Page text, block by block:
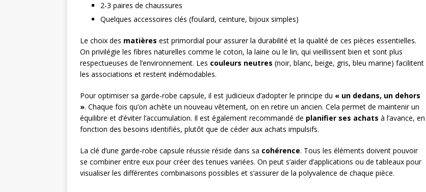
2-3 paires de chaussures
Quelques accessoires clés (foulard, ceinture, bijoux simples)
Le choix des matières est primordial pour assurer la durabilité et la qualité de ces pièces essentielles.
On privilégie les fibres naturelles comme le coton, la laine ou le lin, qui vieillissent bien et sont plus
respectueuses de l’environnement. Les couleurs neutres (noir, blanc, beige, gris, bleu marine) facilitent
les associations et restent indémodables.
Pour optimiser sa garde-robe capsule, il est judicieux d’adopter le principe du « un dedans, un dehors
». Chaque fois qu’on achète un nouveau vêtement, on en retire un ancien. Cela permet de maintenir un
équilibre et d’éviter l’accumulation. Il est également recommandé de planifier ses achats à l’avance, en
fonction des besoins identifiés, plutôt que de céder aux achats impulsifs.
La clé d’une garde-robe capsule réussie réside dans sa cohérence. Tous les éléments doivent pouvoir
se combiner entre eux pour créer des tenues variées. On peut s’aider d’applications ou de tableaux pour
visualiser les différentes combinaisons possibles et s’assurer de la polyvalence de chaque pièce.